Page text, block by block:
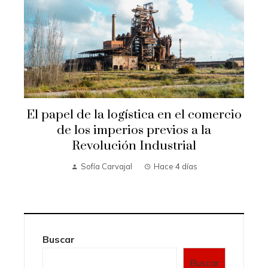
El papel de la logística en el comercio
de los imperios previos a la
Revolución Industrial
Sofía Carvajal Hace 4 días
Buscar
Buscar